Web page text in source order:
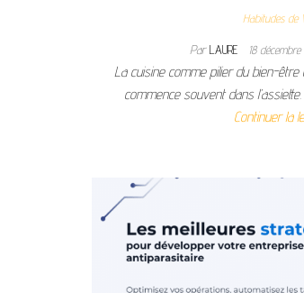
Habitudes de
ParLAURE 18
La cuisine comme pilier du bien-
commence souvent dans
Continuer la